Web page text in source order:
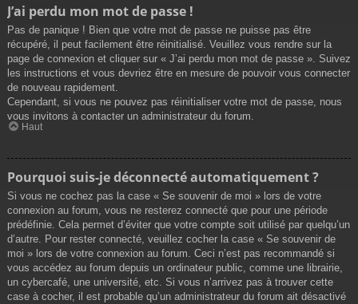
J’ai perdu mon mot de passe !
Pas de panique ! Bien que votre mot de passe ne puisse pas être
récupéré, il peut facilement être réinitialisé. Veuillez vous rendre sur la
page de connexion et cliquer sur « J’ai perdu mon mot de passe ». Suivez
les instructions et vous devriez être en mesure de pouvoir vous connecter
de nouveau rapidement.
Cependant, si vous ne pouvez pas réinitialiser votre mot de passe, nous
vous invitons à contacter un administrateur du forum.
Haut
Pourquoi suis-je déconnecté automatiquement ?
Si vous ne cochez pas la case « Se souvenir de moi » lors de votre
connexion au forum, vous ne resterez connecté que pour une période
prédéfinie. Cela permet d’éviter que votre compte soit utilisé par quelqu’un
d’autre. Pour rester connecté, veuillez cocher la case « Se souvenir de
moi » lors de votre connexion au forum. Ceci n’est pas recommandé si
vous accédez au forum depuis un ordinateur public, comme une librairie,
un cybercafé, une université, etc. Si vous n’arrivez pas à trouver cette
case à cocher, il est probable qu’un administrateur du forum ait désactivé